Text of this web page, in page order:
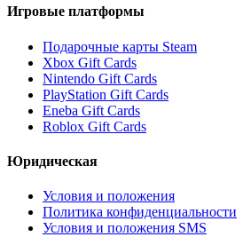
Игровые платформы
Подарочные карты Steam
Xbox Gift Cards
Nintendo Gift Cards
PlayStation Gift Cards
Eneba Gift Cards
Roblox Gift Cards
Юридическая
Условия и положения
Политика конфиденциальности
Условия и положения SMS